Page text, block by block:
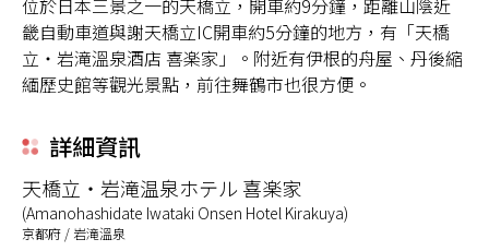
位於日本三景之一的天橋立，開車約9分鐘，距離山陰近
畿自動車道與謝天橋立IC開車約5分鐘的地方，有「天橋
立・岩滝溫泉酒店 喜楽家」。附近有伊根的舟屋、丹後縮
緬歷史館等觀光景點，前往舞鶴市也很方便。
詳細資訊
天橋立・岩滝温泉ホテル 喜楽家
(Amanohashidate Iwataki Onsen Hotel Kirakuya)
京都府 / 岩滝溫泉